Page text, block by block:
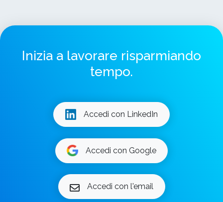
Inizia a lavorare risparmiando
tempo.
Accedi con LinkedIn
Accedi con Google
Accedi con l'email